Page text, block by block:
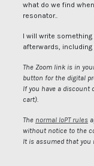
what do we find
resonator..
I will write
afterwards,
The Zoom link is in
button for the digital
If you have a discount
cart).
The normal IoPT rules
without notice to the
It is assumed that you